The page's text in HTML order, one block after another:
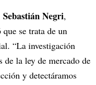
Sebastián Negri,
se trata de un
“La investigación
la ley de mercado de
y detectáramos